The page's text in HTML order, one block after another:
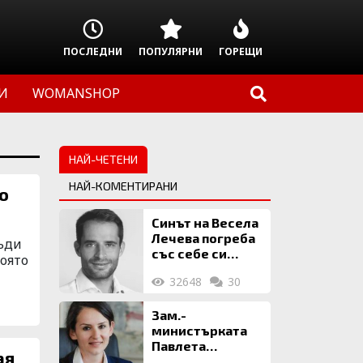
ПОСЛЕДНИ ПОПУЛЯРНИ ГОРЕЩИ
WOMANSHOP
НАЙ-ЧЕТЕНИ
НАЙ-КОМЕНТИРАНИ
Синът на Весела
Лечева погреба
със себе си
млн. евро
32648 30
Зам.-
министърката
Павлета